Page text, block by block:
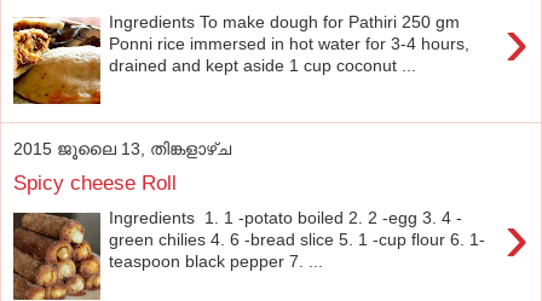
›
Ingredients To make dough for Pathiri 250 gm
Ponni rice immersed in hot water for 3-4 hours,
drained and kept aside 1 cup coconut ...
2015 ജൂലൈ 13, തിങ്കളാഴ്‌ച
Spicy cheese Roll
›
Ingredients 1. 1 -potato boiled 2. 2 -egg 3. 4 -
green chilies 4. 6 -bread slice 5. 1 -cup flour 6. 1-
teaspoon black pepper 7. ...